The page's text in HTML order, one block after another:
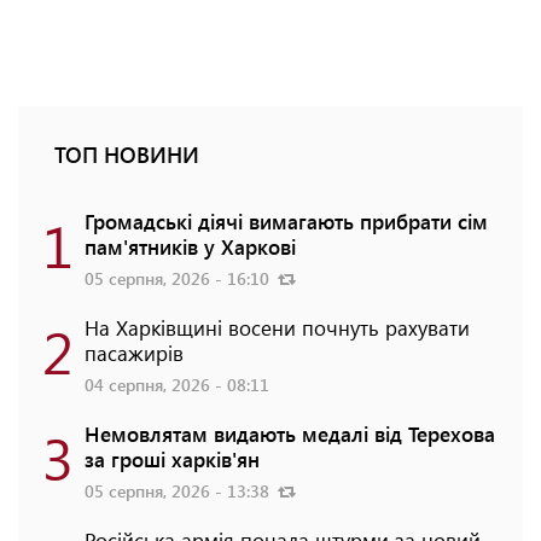
ТОП НОВИНИ
1 Громадські діячі вимагають прибрати сім
пам'ятників у Харкові
05 серпня, 2026 - 16:10
2 На Харківщині восени почнуть рахувати
пасажирів
04 серпня, 2026 - 08:11
3 Немовлятам видають медалі від Терехова
за гроші харків'ян
05 серпня, 2026 - 13:38